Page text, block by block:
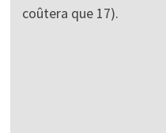
coûtera que 17).